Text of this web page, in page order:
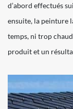
d’abord effectués
ensuite, la peinture
temps, ni trop
produit et un